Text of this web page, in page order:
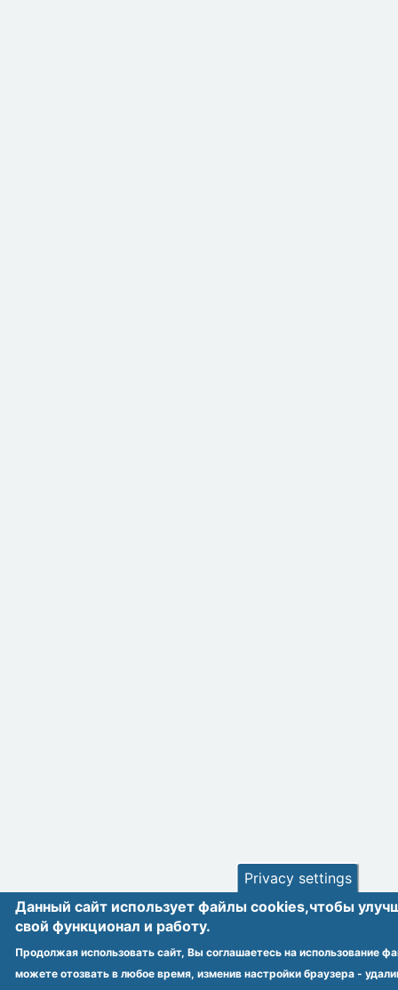
Privacy settings
Данный сайт использует файлы cookies,чтобы
cвой функционал и работу.
Продолжая использовать сайт, Вы соглашаетесь на использование
можете отозвать в любое время, изменив настройки браузера -